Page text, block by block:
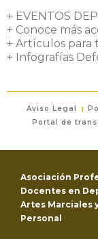
+ EVENTOS
+ Conoce más
+ Artículos para
+ Infografías
Aviso Legal
Portal de
Asociación
Docentes en
Artes Marciales
Personal